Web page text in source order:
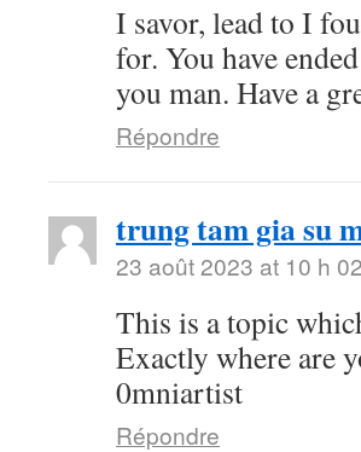
I savor, lead to I
for. You have
you man. Have a
Répondre
trung tam gia su
23 août 2023 at 10 h
This is a topic
Exactly where are
0mniartist
Répondre